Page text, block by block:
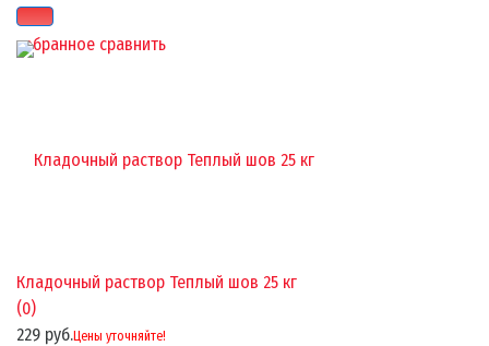
избранное сравнить
Кладочный раствор Теплый шов 25 кг
(0)
229 руб.Цены уточняйте!